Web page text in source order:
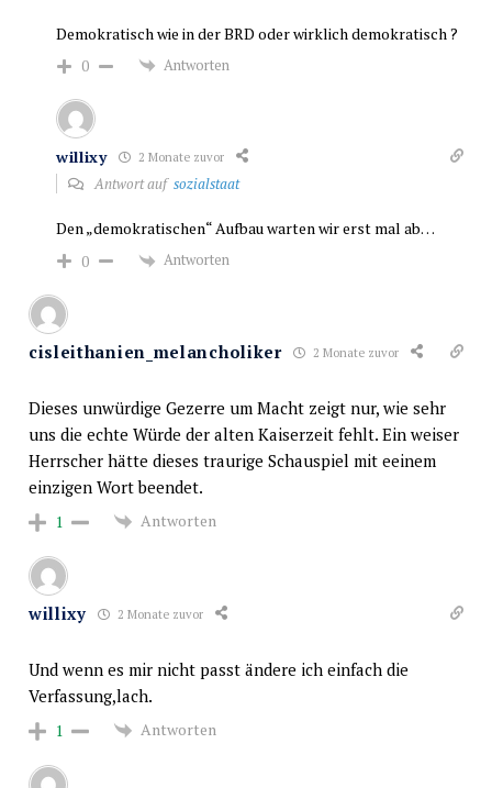
Demokratisch wie in der BRD oder wirklich demokratisch ?
0 Antworten
willixy 2 Monate zuvor
Antwort auf sozialstaat
Den „demokratischen“ Aufbau warten wir erst mal ab…
0 Antworten
cisleithanien_melancholiker 2 Monate zuvor
Dieses unwürdige Gezerre um Macht zeigt nur, wie sehr
uns die echte Würde der alten Kaiserzeit fehlt. Ein weiser
Herrscher hätte dieses traurige Schauspiel mit eeinem
einzigen Wort beendet.
1 Antworten
willixy 2 Monate zuvor
Und wenn es mir nicht passt ändere ich einfach die
Verfassung,lach.
1 Antworten